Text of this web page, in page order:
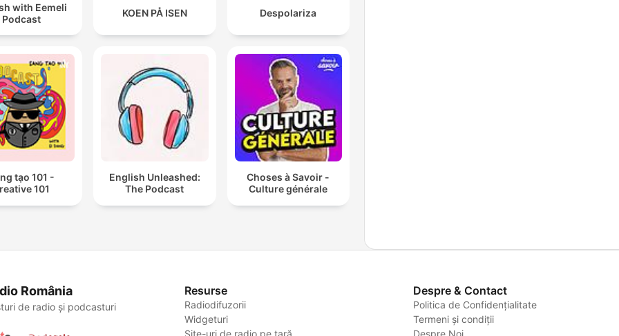
with Eemeli
Podcast
KOEN PÅ ISEN Despolariza
tạo 101 -
101
English Unleashed:
The Podcast
Choses à Savoir -
Culture générale
România
de radio și podcasturi
Resurse
Radiodifuzorii
Widgeturi
Site-uri de radio pe țară
Despre & Contact
Politica de Confidențialitate
Termeni și condiții
Despre Noi